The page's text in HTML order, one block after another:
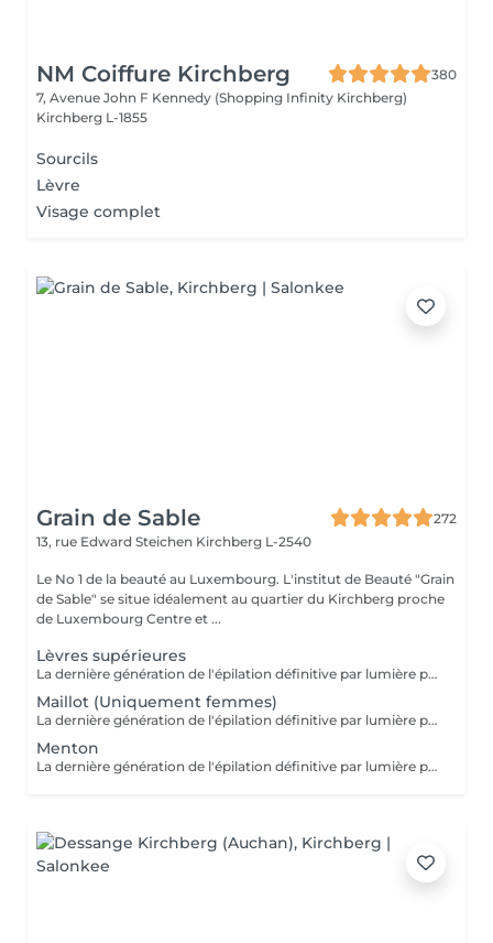
NM Coiffure Kirchberg
380
7, Avenue John F Kennedy (Shopping Infinity Kirchberg)
Kirchberg L-1855
Sourcils
Lèvre
Visage complet
Grain de Sable
272
13, rue Edward Steichen Kirchberg L-2540
Le No 1 de la beauté au Luxembourg. L'institut de Beauté "Grain
de Sable" se situe idéalement au quartier du Kirchberg proche
de Luxembourg Centre et ...
Lèvres supérieures
La dernière génération de l'épilation définitive par lumière pulsée permet d'obtenir des résultats impressionnants pour des multiples types de peaux. La technologie brevetée « In-motion » rend le traitement quasi indolore.
Maillot (Uniquement femmes)
La dernière génération de l'épilation définitive par lumière pulsée permet d'obtenir des résultats impressionnants pour des multiples types de peaux. La technologie brevetée « In-motion » rend le traitement quasi indolore.
Menton
La dernière génération de l'épilation définitive par lumière pulsée permet d'obtenir des résultats impressionnants pour des multiples types de peaux. La technologie brevetée « In-motion » rend le traitement quasi indolore.